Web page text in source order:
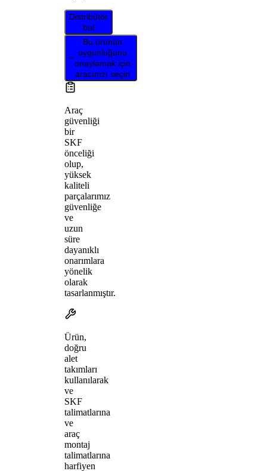
Distribütör
bul
Bu ürünün
uygunluğunu
onaylamak için
aracınızı seçin
Araç
güvenliği
bir
SKF
önceliği
olup,
yüksek
kaliteli
parçalarımız
güvenliğe
ve
uzun
süre
dayanıklı
onarımlara
yönelik
olarak
tasarlanmıştır.
Ürün,
doğru
alet
takımları
kullanılarak
ve
SKF
talimatlarına
ve
araç
montaj
talimatlarına
harfiyen